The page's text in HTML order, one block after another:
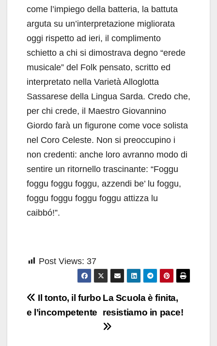
come l’impiego della batteria, la battuta
arguta su un’interpretazione migliorata
oggi rispetto ad ieri, il complimento
schietto a chi si dimostrava degno “erede
musicale” del Folk pensato, scritto ed
interpretato nella Varietà Alloglotta
Sassarese della Lingua Sarda. Credo che,
per chi crede, il Maestro Giovannino
Giordo farà un figurone come voce solista
nel Coro Celeste. Non si preoccupino i
non credenti: anche loro avranno modo di
sentire un ritornello trascinante: “Foggu
foggu foggu foggu, azzendi be’ lu foggu,
foggu foggu foggu foggu attizza lu
caibbó!”.
Post Views: 37
Navigazione
articoli
La Scuola è finita,
resistiamo in pace!
Il tonto, il furbo
e l’incompetente